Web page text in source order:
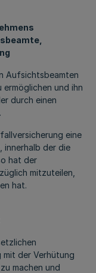
Aufsichtsbeamten
ermöglichen und ihn
durch einen
eine
innerhalb der die
hat der
mitzuteilen,
hat.
mit der Verhütung
machen und